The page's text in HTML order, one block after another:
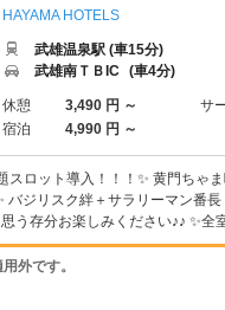
HAYAMA HOTELS
武雄温泉駅 (車15分)
武雄南ＴＢIC (車4分)
休憩 3,490 円 ～ サ
宿泊
4,990 円 ～
ロット導入！！！✨ 黄門ちゃ
バジリスク絆＋サラリーマン番
存分お楽しみください♪♪ ✨全
外です。